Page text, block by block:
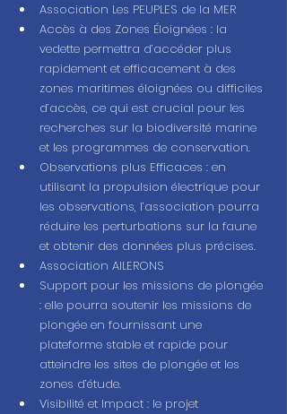
Association Les PEUPLES de la MER
Accès à des Zones Éloignées : la
vedette permettra d’accéder plus
rapidement et efficacement à des
zones maritimes éloignées ou difficiles
d’accès, ce qui est crucial pour les
recherches sur la biodiversité marine
et les programmes de conservation.
Observations plus Efficaces : en
utilisant la propulsion électrique pour
les observations, l’association pourra
réduire les perturbations sur la faune
et obtenir des données plus précises.
Association AILERONS
Support pour les missions de plongée
: elle pourra soutenir les missions de
plongée en fournissant une
plateforme stable et rapide pour
atteindre les sites de plongée et les
zones d’étude.
Visibilité et Impact : le projet